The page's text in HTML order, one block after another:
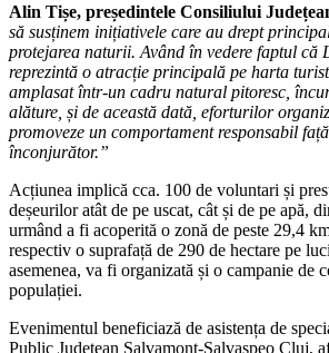
Alin Tișe, președintele Consiliului
să susținem inițiativele care au drept
protejarea naturii. Având în vedere faptul că
reprezintă o atracție principală pe harta
amplasat într-un cadru natural pitoresc,
alăture, și de această dată, eforturilor
promoveze un comportament responsabil
înconjurător.”
Acțiunea implică cca. 100 de voluntari și
deșeurilor atât de pe uscat, cât și de pe apă,
urmând a fi acoperită o zonă de peste 29,4
respectiv o suprafață de 290 de hectare pe
asemenea, va fi organizată și o campanie de
populației.
Evenimentul beneficiază de asistența de
Public Județean Salvamont-Salvaspeo Cluj,